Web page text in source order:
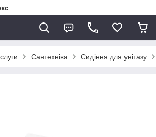
Сантехніка Сидіння для унітазу